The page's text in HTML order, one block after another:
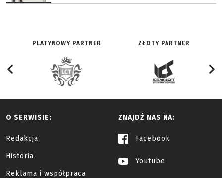
PLATYNOWY PARTNER ZŁOTY PARTNER
O SERWISIE:
Redakcja
Historia
Reklama i współpraca
ZNAJDŹ NAS NA:
Facebook
Youtube